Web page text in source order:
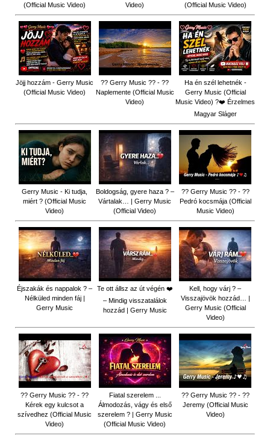
(Official Music Video)
Video)
(Official Music Video)
Jöjj hozzám - Gerry Music
(Official Music Video)
?? Gerry Music ?? - ??
Naplemente (Official Music
Video)
Ha én szél lehetnék -
Gerry Music (Official
Music Video) ?️❤️ Érzelmes
Magyar Sláger
Gerry Music - Ki tudja,
miért ? (Official Music
Video)
Boldogság, gyere haza ? –
Vártalak… | Gerry Music
(Official Video)
?? Gerry Music ?? - ??
Pedró kocsmája (Official
Music Video)
Éjszakák és nappalok ? –
Nélküled minden fáj |
Gerry Music
Te ott állsz az út végén ❤️
– Mindig visszatalálok
hozzád | Gerry Music
Kell, hogy várj ? –
Visszajövök hozzád… |
Gerry Music (Official
Video)
?? Gerry Music ?? - ??
Kérek egy kulcsot a
szívedhez (Official Music
Video)
Fiatal szerelem ...
Álmodozás, vágy és első
szerelem ? | Gerry Music
(Official Music Video)
?? Gerry Music ?? - ??
Jeremy (Official Music
Video)